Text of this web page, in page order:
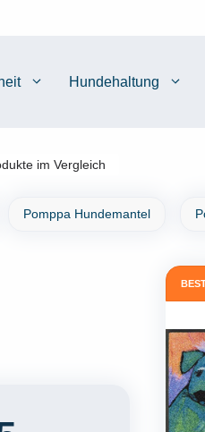
Hundehaltung
im Vergleich
Pomppa Hundemantel